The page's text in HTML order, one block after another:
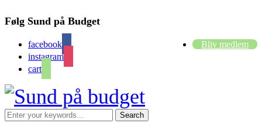
Følg Sund på Budget
facebook
instagram
cart
Bliv medlem